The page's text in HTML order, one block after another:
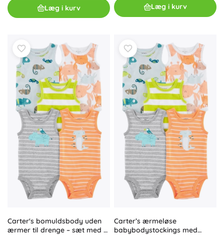
Læg i kurv Læg i kurv
Carter's bomuldsbody uden
ærmer til drenge – sæt med 5
Carter’s ærmeløse
babybodystockings med